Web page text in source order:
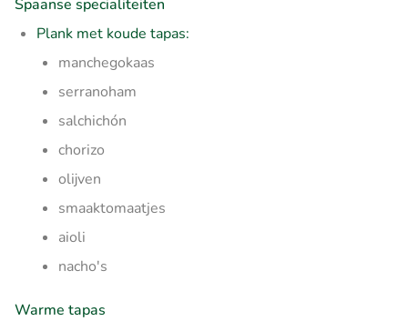
Spaanse specialiteiten
Plank met koude tapas:
manchegokaas
serranoham
salchichón
chorizo
olijven
smaaktomaatjes
aioli
nacho's
Warme tapas